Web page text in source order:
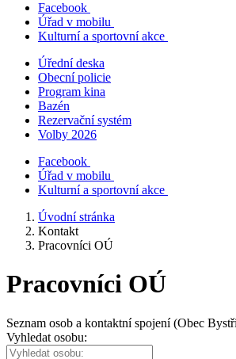
Facebook
Úřad v mobilu
Kulturní a sportovní akce
Úřední deska
Obecní policie
Program kina
Bazén
Rezervační systém
Volby 2026
Facebook
Úřad v mobilu
Kulturní a sportovní akce
Úvodní stránka
Kontakt
Pracovníci OÚ
Pracovníci OÚ
Seznam osob a kontaktní spojení (Obec
Vyhledat osobu: